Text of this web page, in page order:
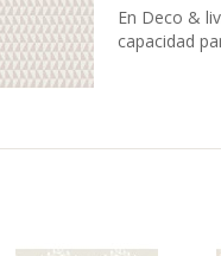
En Deco &
capacidad